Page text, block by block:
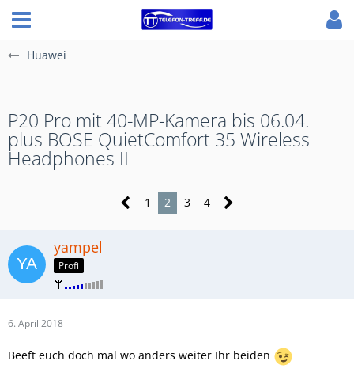
Huawei
P20 Pro mit 40-MP-Kamera bis 06.04.
plus BOSE QuietComfort 35 Wireless
Headphones II
1 2 3 4
yampel
Profi
6. April 2018
Beeft euch doch mal wo anders weiter Ihr beiden